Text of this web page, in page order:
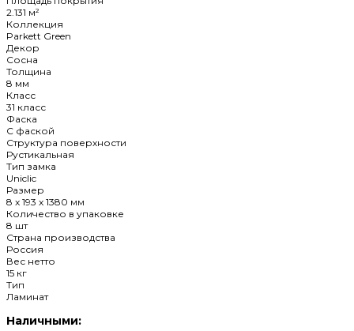
2.131 м²
Коллекция
Parkett Green
Декор
Сосна
Толщина
8 мм
Класс
31 класс
Фаска
C фаской
Структура поверхности
Рустикальная
Тип замка
Uniclic
Размер
8 x 193 x 1380 мм
Количество в упаковке
8 шт
Страна производства
Россия
Вес нетто
15 кг
Тип
Ламинат
Наличными: